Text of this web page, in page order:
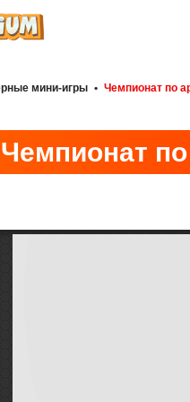
мини-игры • Чемпионат по